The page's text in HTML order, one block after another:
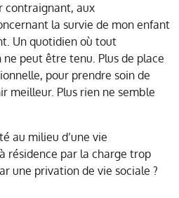
contraignant, aux
la survie de mon enfant
Un quotidien où tout
ne peut être tenu. Plus de place
pour prendre soin de
meilleur. Plus rien ne semble
au milieu d’une vie
résidence par la charge trop
une privation de vie sociale ?